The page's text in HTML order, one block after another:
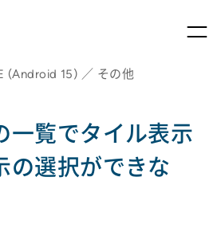
(Android 15) ／ その他
一覧でタイル表示
の選択ができな